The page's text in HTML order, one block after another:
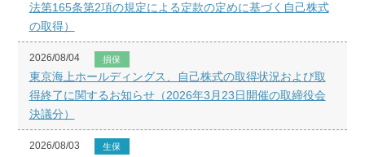
法第165条第2項の規定による定款の定めに基づく自己株式
の取得）
2026/08/04 損保
東京海上ホールディングス、自己株式の取得状況および取
得終了に関するお知らせ（2026年3月23日開催の取締役会
決議分）
2026/08/03 生保